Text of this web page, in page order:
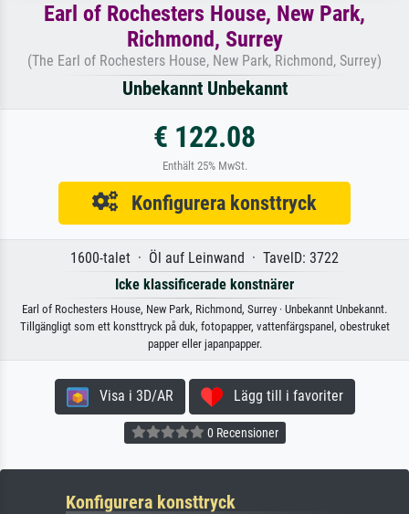
Earl of Rochesters House, New Park,
Richmond, Surrey
(The Earl of Rochesters House, New Park, Richmond, Surrey)
Unbekannt Unbekannt
€ 122.08
Enthält 25% MwSt.
Konfigurera konsttryck
1600-talet · Öl auf Leinwand · TavelD: 3722
Icke klassificerade konstnärer
Earl of Rochesters House, New Park, Richmond, Surrey · Unbekannt Unbekannt.
Tillgängligt som ett konsttryck på duk, fotopapper, vattenfärgspanel, obestruket
papper eller japanpapper.
Visa i 3D/AR Lägg till i favoriter
0 Recensioner
Konfigurera konsttryck